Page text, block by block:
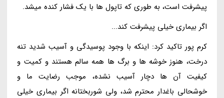
پیشرفت است، به طوری که تاپول ها با یک فشار کنده میشد.
اگر بیماری خیلی پیشرفت کند...
کرم پور تاکید کرد: اینکه با وجود پوسیدگی و آسیب شدید تنه
درخت، هنوز خوشه ها و برگ ها همه سالم هستند و کمیت و
کیفیت آن ها دچار آسیب نشده، موجب رضایت ما و
خوشحالی باغدار محترم شد، ولی شوربختانه اگر بیماری خیلی